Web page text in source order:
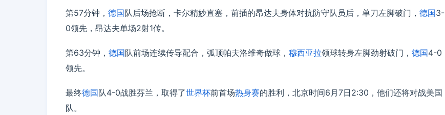
第57分钟， 德国队后场抢断，卡尔精妙直塞，前插的昂达夫身体对抗防守队员后，单刀左脚破门， 德国3-
0领先，昂达夫单场2射1传。
第63分钟， 德国队前场连续传导配合，弧顶帕夫洛维奇做球， 穆西亚拉领球转身左脚劲射破门， 德国4-0
领先。
最终德国队4-0战胜芬兰，取得了世界杯前首场热身赛的胜利，北京时间6月7日2:30，他们还将对战美国
队。